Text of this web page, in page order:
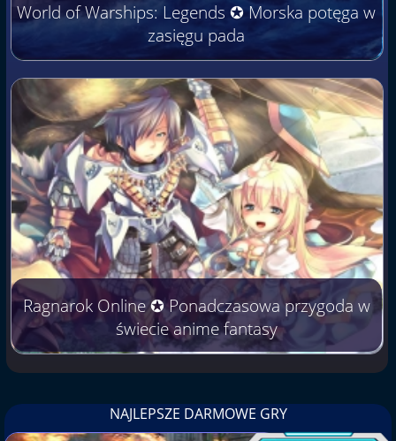
World of Warships: Legends ✪ Morska potęga w
zasięgu pada
Ragnarok Online ✪ Ponadczasowa przygoda w
świecie anime fantasy
NAJLEPSZE DARMOWE GRY